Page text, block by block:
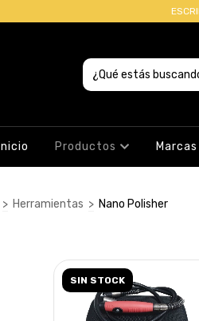
Inicio Productos Marcas
> Herramientas > Nano Polisher
SIN STOCK